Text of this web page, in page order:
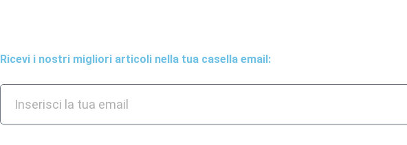
Ricevi i nostri migliori articoli nella tua casella email: